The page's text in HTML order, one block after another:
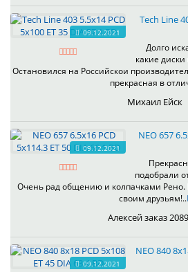
09.12.2021
Tech Line
Долго
какие
Остановился на Российскои
прекрасная в
Михаил Ейск
09.12.2021
NEO 657
подобрали
Очень рад общению и колпачками Рено.
своим друзьям!..
Алексей заказ
09.12.2021
NEO 840